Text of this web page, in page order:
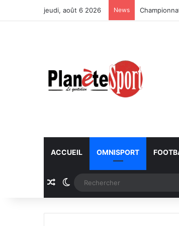
jeudi, août 6 2026 News
ACCUEIL OMNISPORT
Article Aléatoire
Switch skin